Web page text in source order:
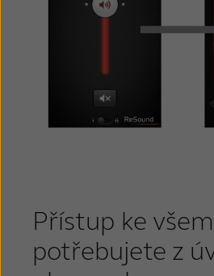
Přístup ke
potřebujete z